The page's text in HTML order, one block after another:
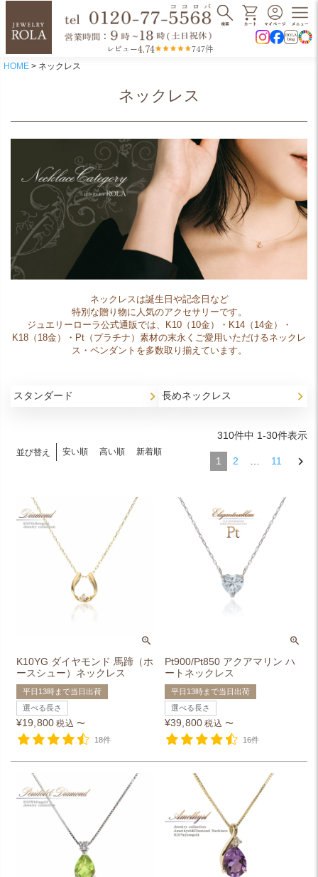
レビュー4.74 747件
HOME ネックレス
ネックレス
ネックレスは誕生日や記念日など
特別な贈り物に人気のアクセサリーです。
ジュエリーローラ公式通販では、K10（10金）・K14（14金）・
K18（18金）・Pt（プラチナ）素材の末永くご愛用いただけるネックレ
ス・ペンダントを多数取り揃えています。
スタンダード 長めネックレス
並び替え 安い順 高い順 新着順
310件中 1-30件表示
1 2 11
K10YG ダイヤモンド 馬蹄（ホ
ースシュー）ネックレス
平日13時まで当日出荷
選べる長さ
¥19,800 税込 〜
18件
Pt900/Pt850 アクアマリン ハ
ートネックレス
平日13時まで当日出荷
選べる長さ
¥39,800 税込 〜
16件